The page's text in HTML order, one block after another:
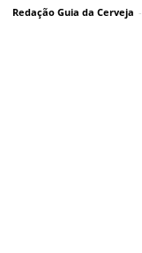
Redação Guia da Cerveja -